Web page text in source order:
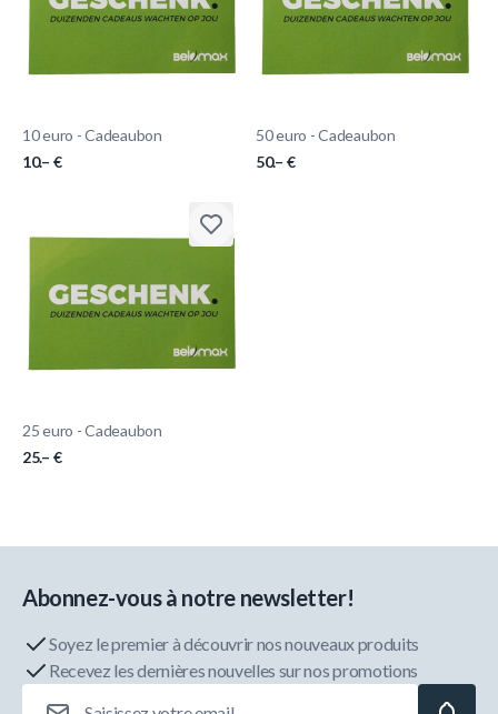
10 euro - Cadeaubon
10.– €
50 euro - Cadeaubon
50.– €
25 euro - Cadeaubon
25.– €
Abonnez-vous à notre newsletter!
Soyez le premier à découvrir nos nouveaux produits
Recevez les dernières nouvelles sur nos promotions